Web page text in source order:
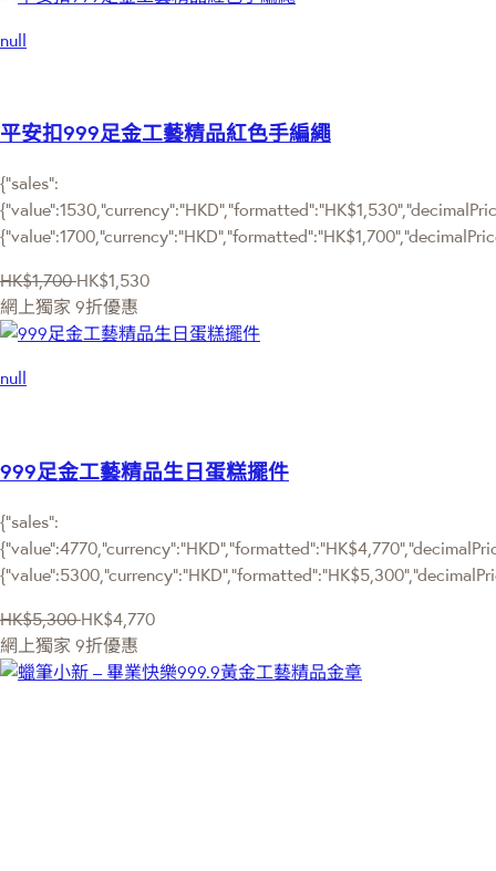
null
平安扣999足金工藝精品紅色手編繩
{"sales":
HK$1,700 HK$1,530
網上獨家 9折優惠
null
999足金工藝精品生日蛋糕擺件
{"sales":
HK$5,300 HK$4,770
網上獨家 9折優惠